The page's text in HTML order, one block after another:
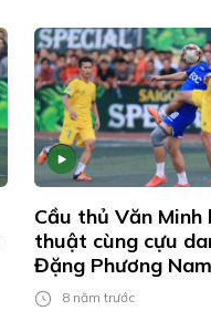
Cầu thủ Văn Minh
thuật cùng cựu
Đặng Phương Nam
8 năm trước